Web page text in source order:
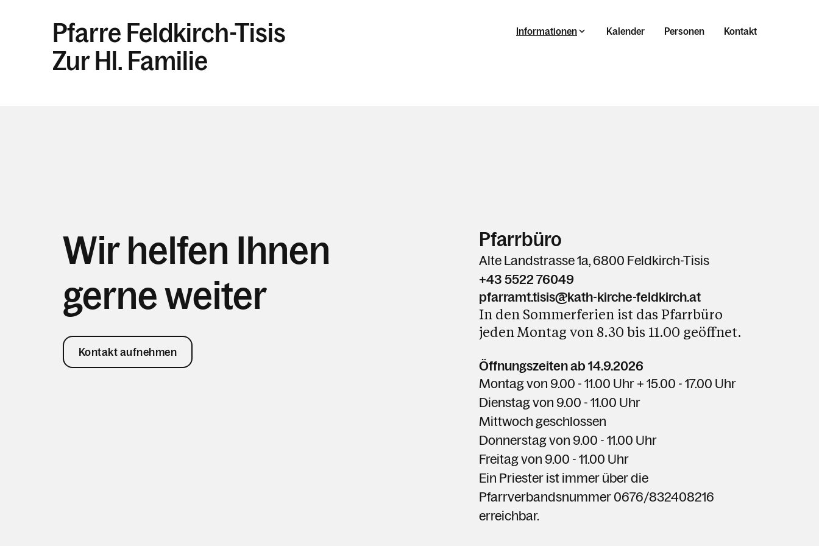
Pfarre Feldkirch-Tisis
Zur Hl. Familie
Informationen Kalender Personen Kontakt
Wir helfen Ihnen
gerne weiter
Kontakt aufnehmen
Pfarrbüro
Alte Landstrasse 1a, 6800 Feldkirch-Tisis
+43 5522 76049
pfarramt.tisis@kath-kirche-feldkirch.at
In den Sommerferien ist das Pfarrbüro
jeden Montag von 8.30 bis 11.00 geöffnet.
Öffnungszeiten ab 14.9.2026
Montagvon 9.00 - 11.00 Uhr + 15.00 - 17.00 Uhr
Dienstagvon 9.00 - 11.00 Uhr
Mittwoch geschlossen
Donnerstag von 9.00 - 11.00 Uhr
Freitag von 9.00 - 11.00 Uhr
Ein Priester ist immer über die
Pfarrverbandsnummer 0676/832408216
erreichbar.